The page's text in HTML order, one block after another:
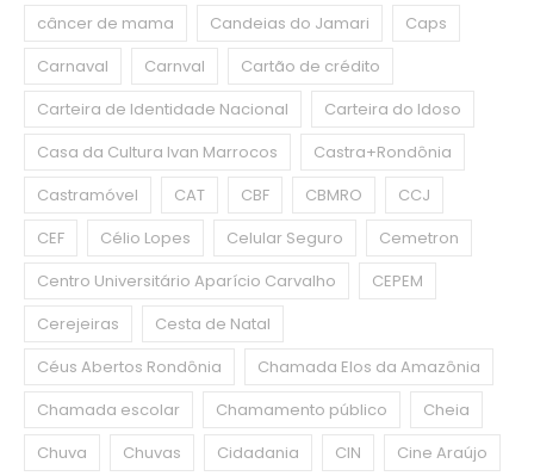
câncer de mama
Candeias do Jamari
Caps
Carnaval
Carnval
Cartão de crédito
Carteira de Identidade Nacional
Carteira do Idoso
Casa da Cultura Ivan Marrocos
Castra+Rondônia
Castramóvel
CAT CBF CBMRO
CCJ
CEF
Célio Lopes Celular Seguro
Cemetron
Centro Universitário Aparício Carvalho
CEPEM
Cerejeiras
Cesta de Natal
Céus Abertos Rondônia
Chamada Elos da Amazônia
Chamada escolar
Chamamento público
Cheia
Chuva
Chuvas Cidadania CIN
Cine Araújo